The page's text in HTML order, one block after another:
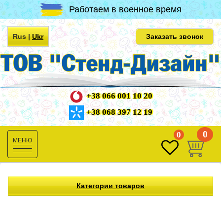
Работаем в военное время
Rus|Ukr Заказать звонок
+38 066 001 10 20
+38 068 397 12 19
Toggle
navigation
0 0
Категории товаров